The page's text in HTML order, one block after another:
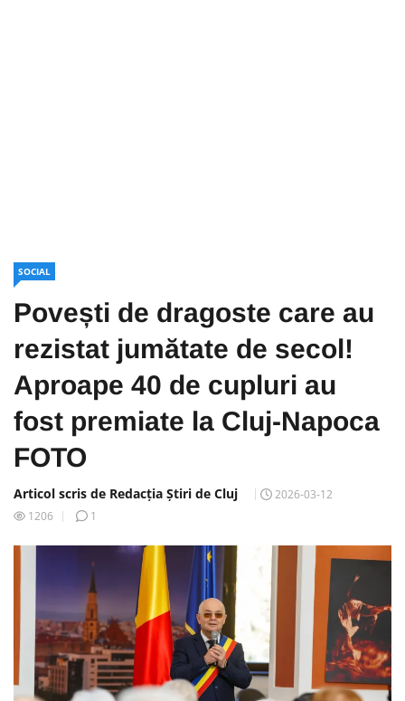
SOCIAL
Povești de dragoste care au
rezistat jumătate de secol!
Aproape 40 de cupluri au
fost premiate la Cluj-Napoca
FOTO
Articol scris de Redacția Știri de Cluj
2026-03-12
1206
1